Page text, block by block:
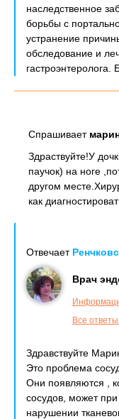
наследственное
борьбы с
устранение
обследование и
гастроэнтеролога.
Спрашивает
Здраствуйте!У
паучок) на ноге
другом
как
Отвечает
Врач
Все
Здравствуйте
Это проблема
Они появляются ,
сосудов, может
нарушении